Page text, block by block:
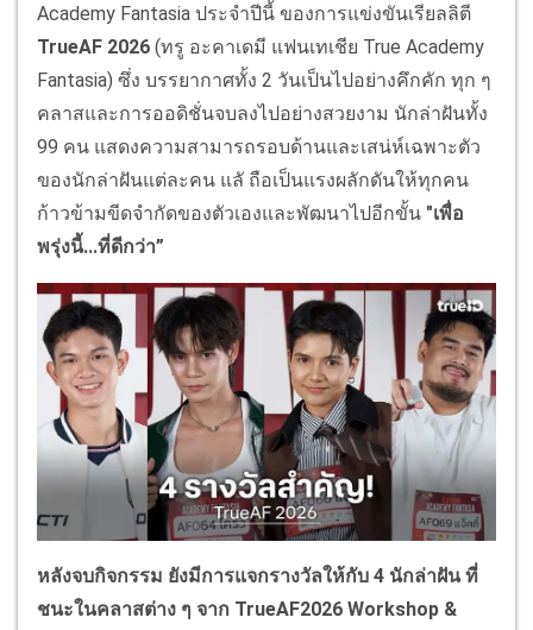
Academy Fantasia ประจำปีนี้ ของการแข่งขันเรียลลิตี
TrueAF 2026 (ทรู อะคาเดมี แฟนเทเชีย True Academy
Fantasia) ซึ่ง บรรยากาศทั้ง 2 วันเป็นไปอย่างคึกคัก ทุก ๆ
คลาสและการออดิชั่นจบลงไปอย่างสวยงาม นักล่าฝันทั้ง
99 คน แสดงความสามารถรอบด้านและเสน่ห์เฉพาะตัว
ของนักล่าฝันแต่ละคน แลั ถือเป็นแรงผลักดันให้ทุกคน
ก้าวข้ามขีดจำกัดของตัวเองและพัฒนาไปอีกขั้น "เพื่อ
พรุ่งนี้...ที่ดีกว่า”
หลังจบกิจกรรม ยังมีการแจกรางวัลให้กับ 4 นักล่าฝัน ที่
ชนะในคลาสต่าง ๆ จาก TrueAF2026 Workshop &